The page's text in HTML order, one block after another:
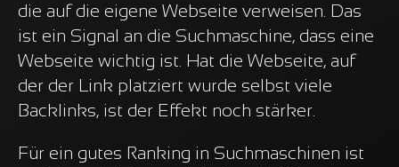
die auf die eigene Webseite verweisen. Das
ist ein Signal an die Suchmaschine, dass eine
Webseite wichtig ist. Hat die Webseite, auf
der der Link platziert wurde selbst viele
Backlinks, ist der Effekt noch stärker.
Für ein gutes Ranking in Suchmaschinen ist